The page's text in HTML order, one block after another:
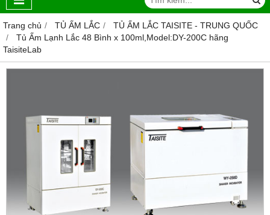
Trang chủ TỦ ẤM LẮC
TỦ ẤM LẮC TAISITE - TRUNG QUỐC
Tủ Ấm Lạnh Lắc 48 Bình x 100ml,Model:DY-200C hãng
TaisiteLab